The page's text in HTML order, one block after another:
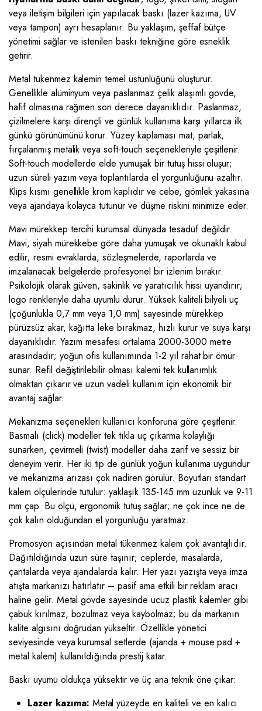
veya iletişim bilgileri için yapılacak baskı (lazer kazıma, UV
veya tampon) ayrı hesaplanır. Bu yaklaşım, şeffaf bütçe
yönetimi sağlar ve istenilen baskı tekniğine göre esneklik
getirir.
Metal tükenmez kalemin temel üstünlüğünü oluşturur.
Genellikle alüminyum veya paslanmaz çelik alaşımlı gövde,
hafif olmasına rağmen son derece dayanıklıdır. Paslanmaz,
çizilmelere karşı dirençli ve günlük kullanıma karşı yıllarca ilk
günkü görünümünü korur. Yüzey kaplaması mat, parlak,
fırçalanmış metalik veya soft-touch seçenekleriyle çeşitlenir.
Soft-touch modellerde elde yumuşak bir tutuş hissi oluşur;
uzun süreli yazım veya toplantılarda el yorgunluğunu azaltır.
Klips kısmı genellikle krom kaplıdır ve cebe, gömlek yakasına
veya ajandaya kolayca tutunur ve düşme riskini minimize eder.
Mavi mürekkep tercihi kurumsal dünyada tesadüf değildir.
Mavi, siyah mürekkebe göre daha yumuşak ve okunaklı kabul
edilir; resmi evraklarda, sözleşmelerde, raporlarda ve
imzalanacak belgelerde profesyonel bir izlenim bırakır.
Psikolojik olarak güven, sakinlik ve yaratıcılık hissi uyandırır;
logo renkleriyle daha uyumlu durur. Yüksek kaliteli bilyeli uç
(çoğunlukla 0,7 mm veya 1,0 mm) sayesinde mürekkep
pürüzsüz akar, kağıtta leke bırakmaz, hızlı kurur ve suya karşı
dayanıklıdır. Yazım mesafesi ortalama 2000-3000 metre
arasındadır; yoğun ofis kullanımında 1-2 yıl rahat bir ömür
sunar. Refil değiştirilebilir olması kalemi tek kullanımlık
olmaktan çıkarır ve uzun vadeli kullanım için ekonomik bir
avantaj sağlar.
Mekanizma seçenekleri kullanıcı konforuna göre çeşitlenir.
Basmalı (click) modeller tek tıkla uç çıkarma kolaylığı
sunarken, çevirmeli (twist) modeller daha zarif ve sessiz bir
deneyim verir. Her iki tip de günlük yoğun kullanıma uygundur
ve mekanizma arızası çok nadiren görülür. Boyutları standart
kalem ölçülerinde tutulur: yaklaşık 135-145 mm uzunluk ve 9-11
mm çap. Bu ölçü, ergonomik tutuş sağlar; ne çok ince ne de
çok kalın olduğundan el yorgunluğu yaratmaz.
Promosyon açısından metal tükenmez kalem çok avantajlıdır.
Dağıtıldığında uzun süre taşınır; ceplerde, masalarda,
çantalarda veya ajandalarda kalır. Her yazı yazışta veya imza
atışta markanızı hatırlatır – pasif ama etkili bir reklam aracı
haline gelir. Metal gövde sayesinde ucuz plastik kalemler gibi
çabuk kırılmaz, bozulmaz veya kaybolmaz; bu da markanın
kalite algısını doğrudan yükseltir. Özellikle yönetici
seviyesinde veya kurumsal setlerde (ajanda + mouse pad +
metal kalem) kullanıldığında prestij katar.
Baskı uyumu oldukça yüksektir ve üç ana teknik öne çıkar:
Lazer kazıma: Metal yüzeyde en kaliteli ve en kalıcı